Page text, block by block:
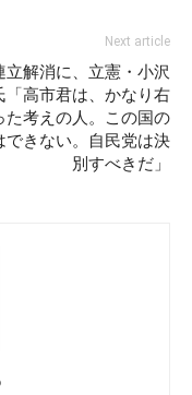
Next article
立解消に、立憲・小沢
「高市君は、かなり右
た考えの人。この国の
できない。自民党は決
別すべきだ」